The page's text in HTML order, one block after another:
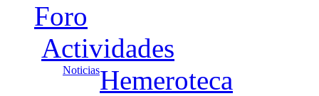
Foro
Actividades
NoticiasHemeroteca